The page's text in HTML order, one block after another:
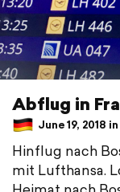
Abflug in
June 19, 2018
Hinflug nach
mit Lufthansa.